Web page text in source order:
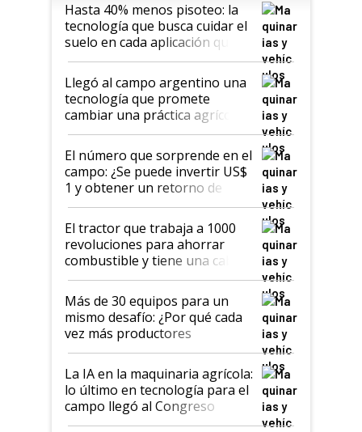
Hasta 40% menos pisoteo: la
tecnología que busca cuidar el
suelo en cada aplicación que
llevó Jacto al Congreso
Aapresid 2026
Llegó al campo argentino una
tecnología que promete
cambiar una práctica agrícola
clave: ¿Y si analizar el suelo
fuera tan simple como apretar
un botón?
El número que sorprende en el
campo: ¿Se puede invertir US$
1 y obtener un retorno de
hasta US$ 10 en agricultura?
El tractor que trabaja a 1000
revoluciones para ahorrar
combustible y tiene una cabina
que parece una computadora:
lo último en el mundo,
disponible en Argentina
Más de 30 equipos para un
mismo desafío: ¿Por qué cada
vez más productores
incorporan fertilizante bajo
tierra?
La IA en la maquinaria agrícola:
lo último en tecnología para el
campo llegó al Congreso
Aapresid 2026